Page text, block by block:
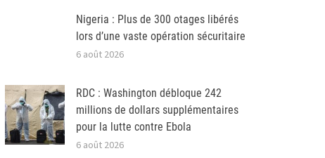
Nigeria : Plus de 300 otages libérés
lors d’une vaste opération sécuritaire
6 août 2026
RDC : Washington débloque 242
millions de dollars supplémentaires
pour la lutte contre Ebola
6 août 2026